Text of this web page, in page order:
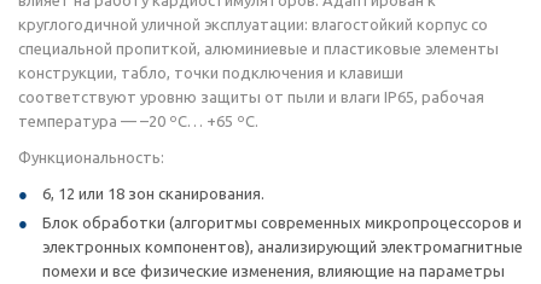
круглогодичной уличной эксплуатации: влагостойкий корпус со
специальной пропиткой, алюминиевые и пластиковые элементы
конструкции, табло, точки подключения и клавиши
соответствуют уровню защиты от пыли и влаги IP65, рабочая
температура — –20 ºC… +65 ºC.
Функциональность:
6, 12 или 18 зон сканирования.
Блок обработки (алгоритмы современных микропроцессоров и
электронных компонентов), анализирующий электромагнитные
помехи и все физические изменения, влияющие на параметры